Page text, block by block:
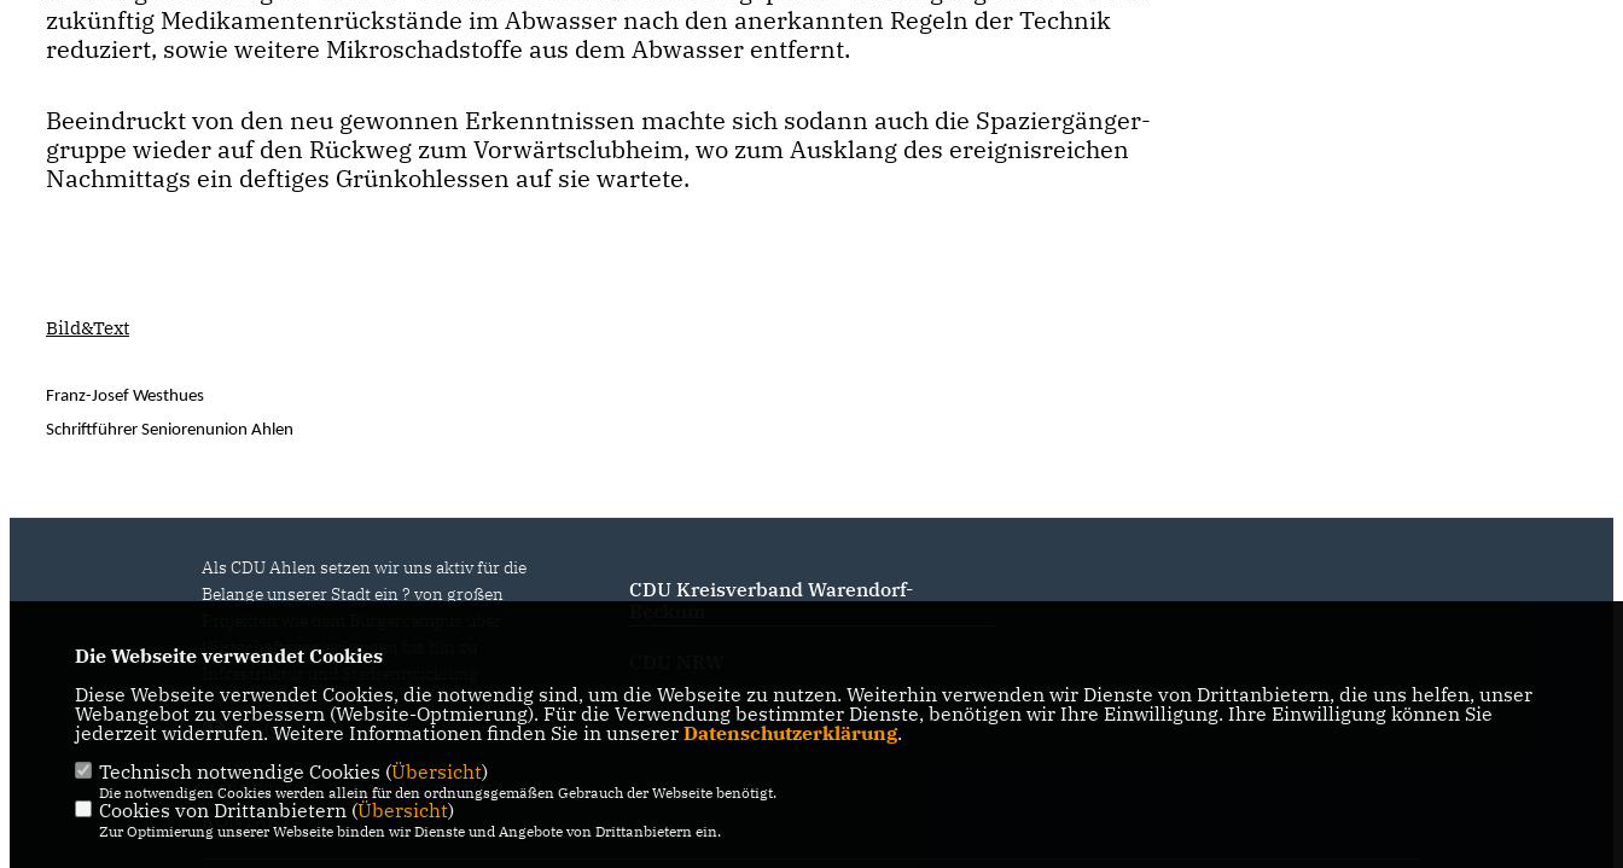
zukünftig Medikamentenrückstände im Abwasser nach den anerkannten Regeln der Technik
reduziert, sowie weitere Mikroschadstoffe aus dem Abwasser entfernt.
Beeindruckt von den neu gewonnen Erkenntnissen machte sich sodann auch die Spaziergänger-
gruppe wieder auf den Rückweg zum Vorwärtsclubheim, wo zum Ausklang des ereignisreichen
Nachmittags ein deftiges Grünkohlessen auf sie wartete.
Bild&Text
Franz-Josef Westhues
Schriftführer Seniorenunion Ahlen
Als CDU Ahlen setzen wir uns aktiv für die
Belange unserer Stadt ein ? von großen
Wirtschaftsansiedlungen bis hin zu
IMPRESSUM
DATENSCHUTZ
KONTAKT
CDU Kreisverband Warendorf-
CDU Deutschlands
Die Webseite verwendet Cookies
Diese Webseite verwendet Cookies, die notwendig sind, um die Webseite zu nutzen. Weiterhin verwenden wir Dienste von Drittanbietern, die uns helfen, unser
Webangebot zu verbessern (Website-Optmierung). Für die Verwendung bestimmter Dienste, benötigen wir Ihre Einwilligung. Ihre Einwilligung können Sie
jederzeit widerrufen. Weitere Informationen finden Sie in unserer Datenschutzerklärung.
Technisch notwendige Cookies (Übersicht)
Die notwendigen Cookies werden allein für den ordnungsgemäßen Gebrauch der Webseite benötigt.
Cookies von Drittanbietern (Übersicht)
Zur Optimierung unserer Webseite binden wir Dienste und Angebote von Drittanbietern ein.